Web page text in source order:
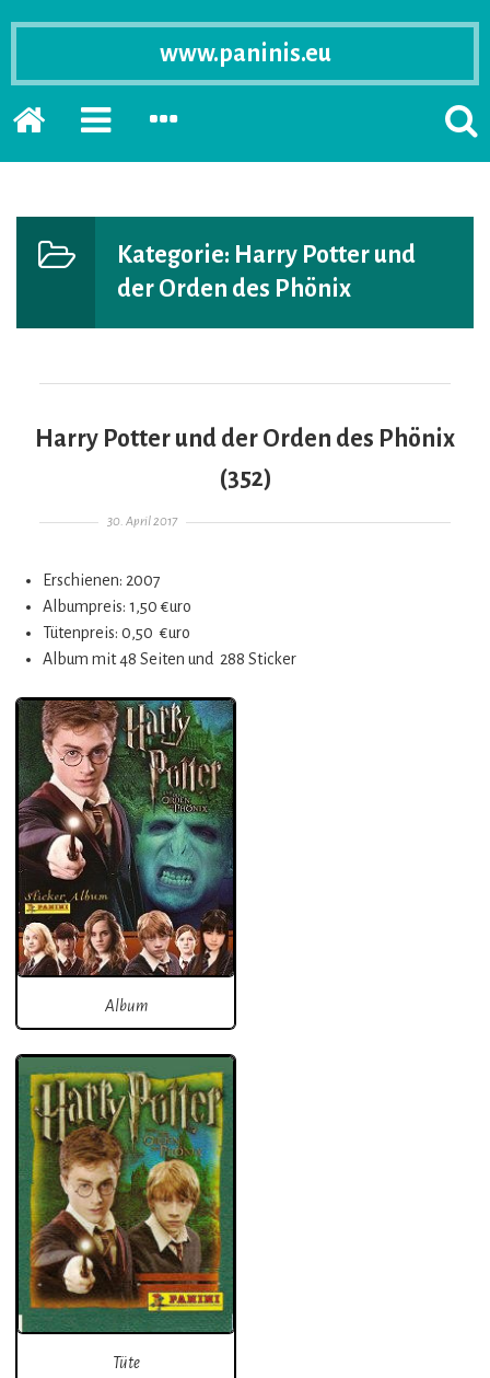
www.paninis.eu
Startseite
PRIMÄRE
ERWEITERN
SEKUNDÄRE
ERWEITERN
Kategorie: Harry Potter und
der Orden des Phönix
Harry Potter und der Orden des Phönix
(352)
Gepostet am
30. April 2017
Erschienen: 2007
Albumpreis: 1,50 €uro
Tütenpreis: 0,50 €uro
Album mit 48 Seiten und 288 Sticker
Album
Tüte